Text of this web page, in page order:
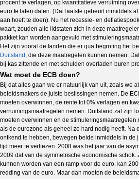
procent te verlagen, op kwantitatieve verruiming
euro te laten dalen. (Dat laatste gebeurt inmiddels
aan hoeft te doen). Nu het recessie- en
waart, zouden alle lidstaten zich in deze
pakket kan worden aangevuld met
Het zijn vooral de landen die er qua begroting het
Duitsland , die deze maatregelen kunnen nemen.
bij kas zittende en met schulden overladen buren
Wat moet de ECB doen?
Bij dat alles gaan we er natuurlijk van uit, zoals we
beleidsmakers de juiste beslissingen nemen. De
moeten overwinnen, de rente tot 0% verlagen en
verruimingsmaatregelen nemen. Duitsland zal zijn
moeten overwinnen en de stimuleringsmaatregelen
als de eurozone als geheel zo hard nodig heeft. Na
ontkend te hebben, bewegen beide inmiddels in de
tijd meer te verliezen. 2008 was het jaar van de
2009 dat van de symmetrische economische schok.
kunnen worden van een ramp voor de euro, kan
redding van de euro. Maar dan moeten de